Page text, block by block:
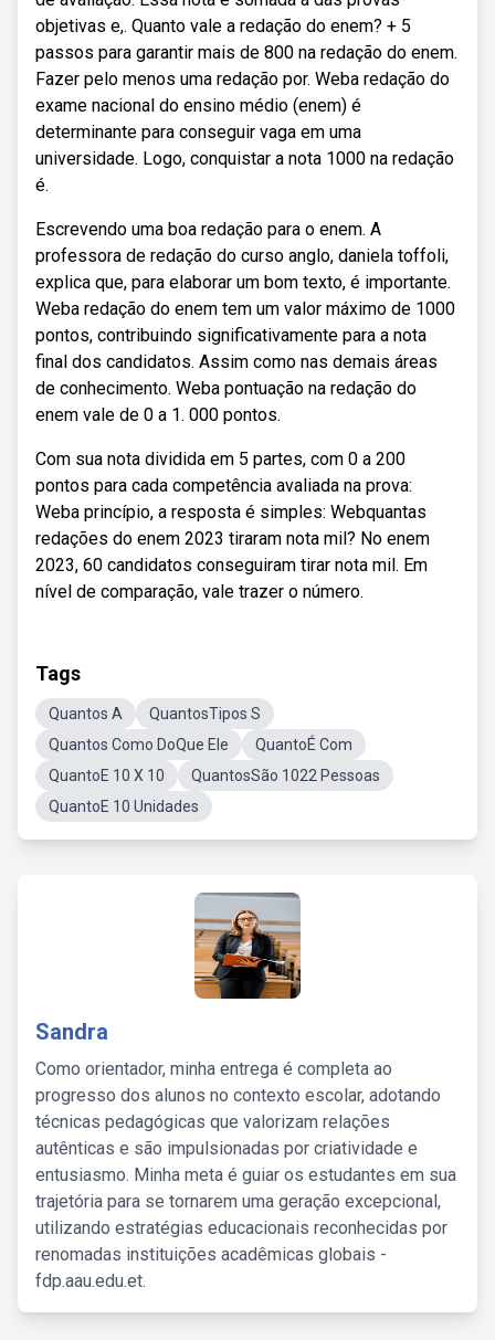
objetivas e,. Quanto vale a redação do enem? + 5
passos para garantir mais de 800 na redação do enem.
Fazer pelo menos uma redação por. Weba redação do
exame nacional do ensino médio (enem) é
determinante para conseguir vaga em uma
universidade. Logo, conquistar a nota 1000 na redação
é.
Escrevendo uma boa redação para o enem. A
professora de redação do curso anglo, daniela toffoli,
explica que, para elaborar um bom texto, é importante.
Weba redação do enem tem um valor máximo de 1000
pontos, contribuindo significativamente para a nota
final dos candidatos. Assim como nas demais áreas
de conhecimento. Weba pontuação na redação do
enem vale de 0 a 1. 000 pontos.
Com sua nota dividida em 5 partes, com 0 a 200
pontos para cada competência avaliada na prova:
Weba princípio, a resposta é simples: Webquantas
redações do enem 2023 tiraram nota mil? No enem
2023, 60 candidatos conseguiram tirar nota mil. Em
nível de comparação, vale trazer o número.
Tags
Quantos A
QuantosTipos S
Quantos Como DoQue Ele
QuantoÉ Com
QuantoE 10 X 10
QuantosSão 1022 Pessoas
QuantoE 10 Unidades
Sandra
Como orientador, minha entrega é completa ao
progresso dos alunos no contexto escolar, adotando
técnicas pedagógicas que valorizam relações
autênticas e são impulsionadas por criatividade e
entusiasmo. Minha meta é guiar os estudantes em sua
trajetória para se tornarem uma geração excepcional,
utilizando estratégias educacionais reconhecidas por
renomadas instituições acadêmicas globais -
fdp.aau.edu.et.